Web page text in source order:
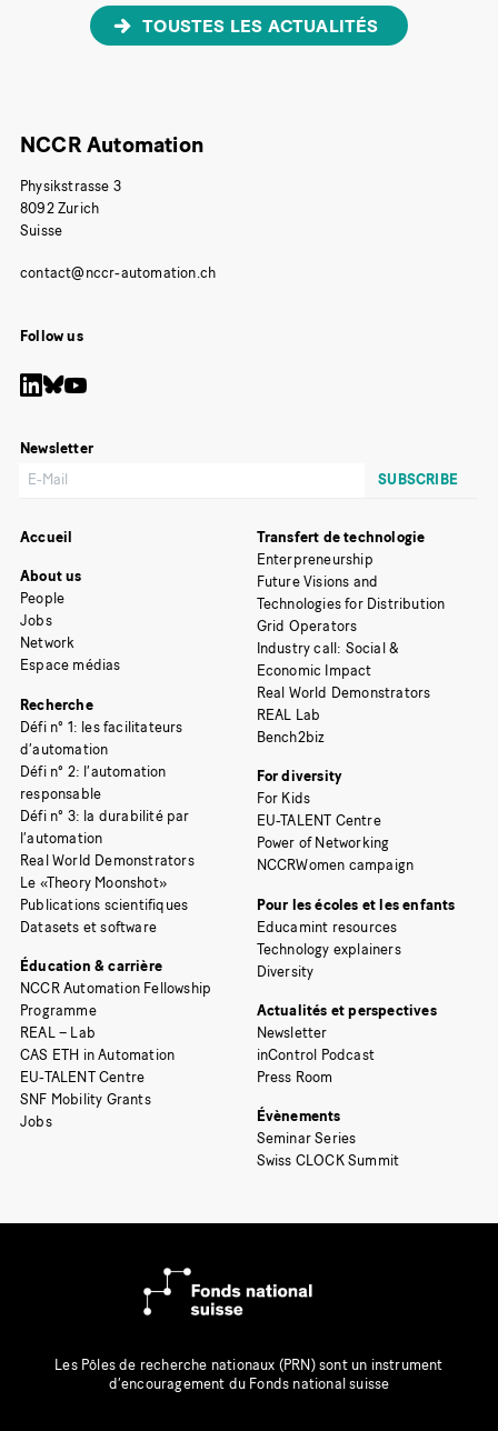
TOUSTES LES ACTUALITÉS
NCCR Automation
Physikstrasse 3
8092 Zurich
Suisse
Follow us
Newsletter
Accueil
About us
People
Jobs
Network
Espace médias
Recherche
Défi n° 1: les facilitateurs
d’automation
Défi n° 2: l’automation
responsable
Défi n° 3: la durabilité par
l’automation
Real World Demonstrators
Le «Theory Moonshot»
Publications scientifiques
Datasets et software
Éducation & carrière
NCCR Automation Fellowship
Programme
REAL – Lab
CAS ETH in Automation
EU-TALENT Centre
SNF Mobility Grants
Jobs
Transfert de technologie
Enterpreneurship
Future Visions and
Technologies for Distribution
Grid Operators
Industry call: Social &
Economic Impact
Real World Demonstrators
REAL Lab
Bench2biz
For diversity
For Kids
EU-TALENT Centre
Power of Networking
NCCRWomen campaign
Pour les écoles et les enfants
Educamint resources
Technology explainers
Diversity
Actualités et perspectives
Newsletter
inControl Podcast
Press Room
Évènements
Seminar Series
Swiss CLOCK Summit
Les Pôles de recherche nationaux (PRN) sont un instrument
d’encouragement du Fonds national suisse